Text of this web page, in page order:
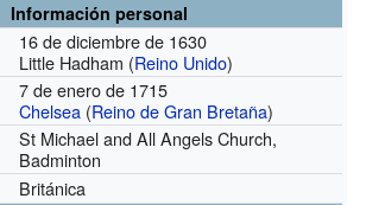
Información personal
16 de diciembre de 1630
Little Hadham (Reino Unido)
7 de enero de 1715
Chelsea (Reino de Gran Bretaña)
St Michael and All Angels Church,
Badminton
Británica